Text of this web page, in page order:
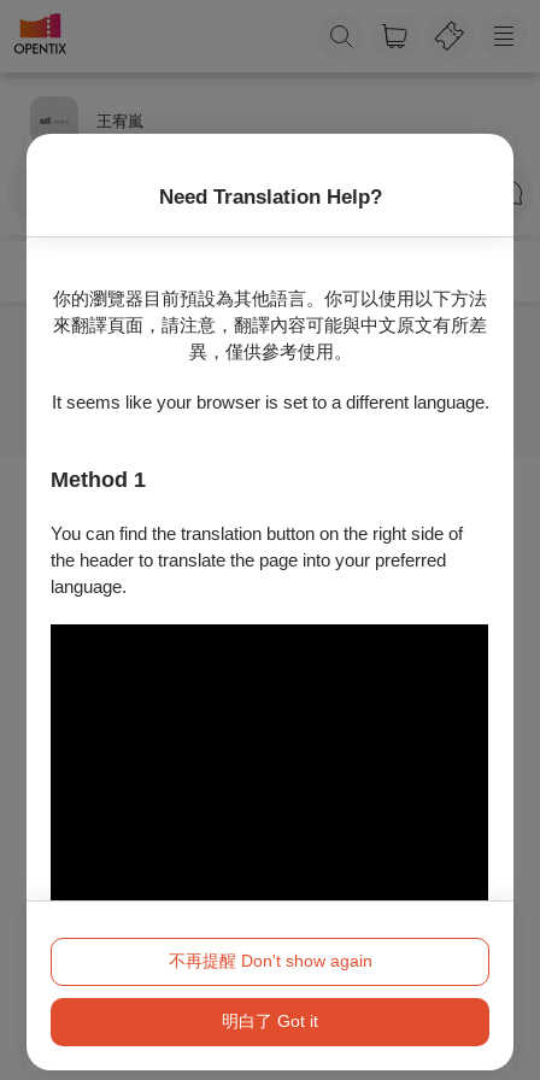
Need Translation Help?
你的瀏覽器目前預設為其他語言。你可以使用以下方法
來翻譯頁面，請注意，翻譯內容可能與中文原文有所差
異，僅供參考使用。
It seems like your browser is set to a different language.
Method 1
You can find the translation button on the right side of
the header to translate the page into your preferred
language.
Method 2
不再提醒 Don't show again
明白了 Got it
王宥嵐
訂閱